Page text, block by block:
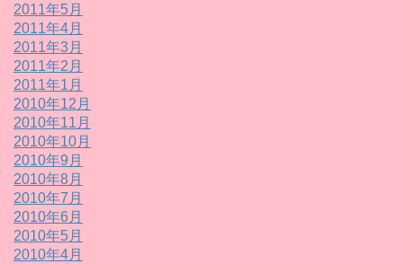
2011年5月
2011年4月
2011年3月
2011年2月
2011年1月
2010年12月
2010年11月
2010年10月
2010年9月
2010年8月
2010年7月
2010年6月
2010年5月
2010年4月